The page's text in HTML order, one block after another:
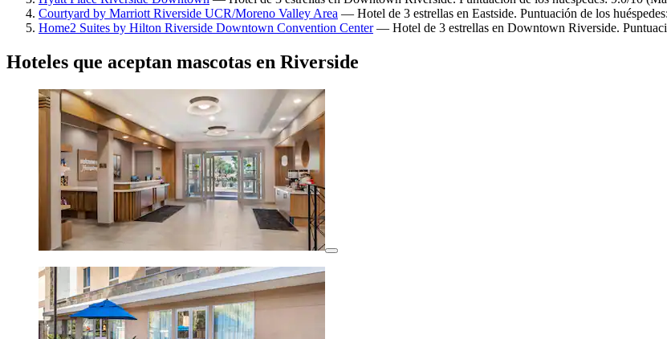
Courtyard by Marriott Riverside UCR/Moreno Valley Area — Hotel de 3 estrellas en Eastside. Puntuación de los
Home2 Suites by Hilton Riverside Downtown Convention Center— Hotel de 3 estrellas en Downtown Riverside.
Hoteles que aceptan mascotas en Riverside